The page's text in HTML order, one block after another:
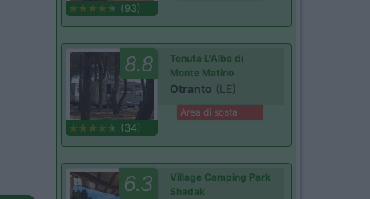
(93)
8.8
(34)
Tenuta L'Alba di
Monte Matino
Otranto (LE)
Area di sosta
6.3
Village Camping Park
Shadak